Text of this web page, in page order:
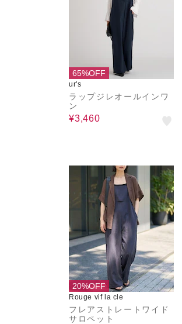
65%OFF
ur's
ラップジレオールインワ
ン
¥3,460
20%OFF
Rouge vif la cle
フレアストレートワイド
サロペット